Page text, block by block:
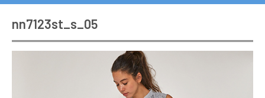
nn7123st_s_05